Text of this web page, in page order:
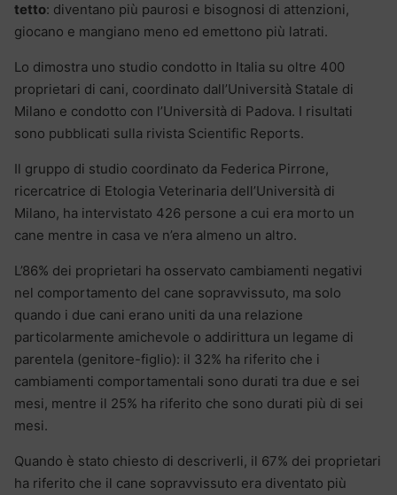
tetto: diventano più paurosi e bisognosi di attenzioni,
giocano e mangiano meno ed emettono più latrati.
Lo dimostra uno studio condotto in Italia su oltre 400
proprietari di cani, coordinato dall’Università Statale di
Milano e condotto con l’Università di Padova. I risultati
sono pubblicati sulla rivista Scientific Reports.
Il gruppo di studio coordinato da Federica Pirrone,
ricercatrice di Etologia Veterinaria dell’Università di
Milano, ha intervistato 426 persone a cui era morto un
cane mentre in casa ve n’era almeno un altro.
L’86% dei proprietari ha osservato cambiamenti negativi
nel comportamento del cane sopravvissuto, ma solo
quando i due cani erano uniti da una relazione
particolarmente amichevole o addirittura un legame di
parentela (genitore-figlio): il 32% ha riferito che i
cambiamenti comportamentali sono durati tra due e sei
mesi, mentre il 25% ha riferito che sono durati più di sei
mesi.
Quando è stato chiesto di descriverli, il 67% dei proprietari
ha riferito che il cane sopravvissuto era diventato più